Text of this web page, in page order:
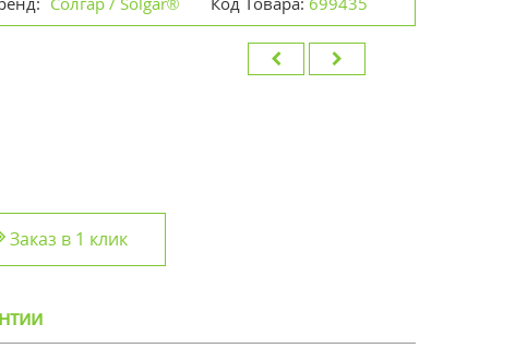
Заказ в 1 клик